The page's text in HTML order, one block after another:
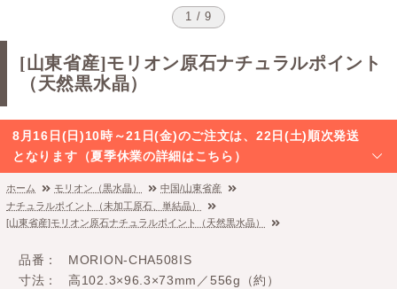
1 / 9
[山東省産]モリオン原石ナチュラルポイント
（天然黒水晶）
8月16日(日)10時～21日(金)のご注文は、22日(土)順次発送
となります（夏季休業の詳細はこちら）
ホーム モリオン（黒水晶）
中国/山東省産
ナチュラルポイント（未加工原石、単結晶）
[山東省産]モリオン原石ナチュラルポイント（天然黒水晶）
品番
MORION-CHA508IS
寸法
高102.3×96.3×73mm／556g（約）